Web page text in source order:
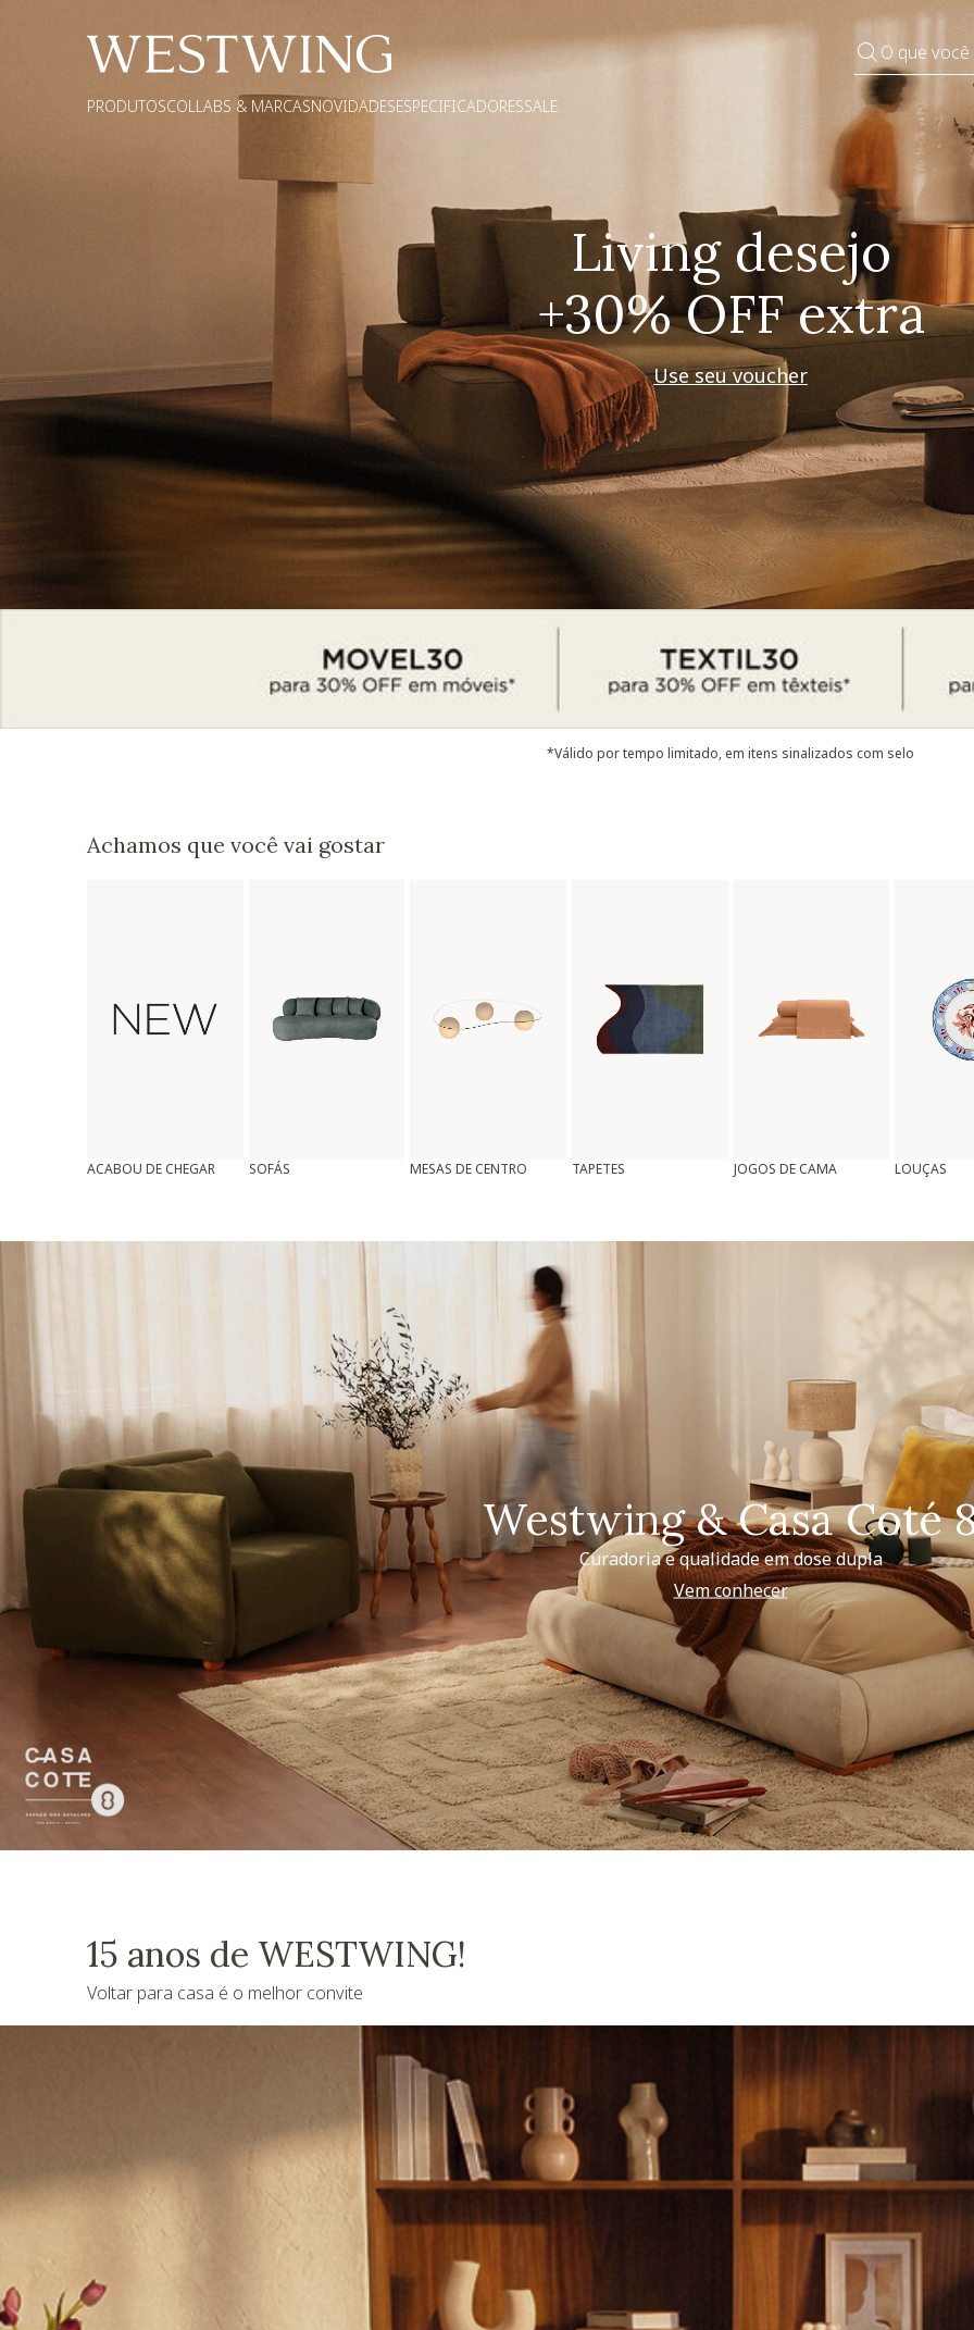
O que
PRODUTOSCOLLABS & MARCASNOVIDADESESPECIFICADORESSALE
Pequenos rituais
Grandes mudanças
Decorar
*Válido por tempo limitado, em itens sinalizados com selo
Achamos que você vai gostar
ACABOU DE CHEGAR SOFÁS MESAS DE CENTRO TAPETES JOGOS DE CAMA LOUÇAS
Westwing & Casa Coté
Curadoria e qualidade em dose dupla
Vem conhecer
15 anos de WESTWING!
Voltar para casa é o melhor convite